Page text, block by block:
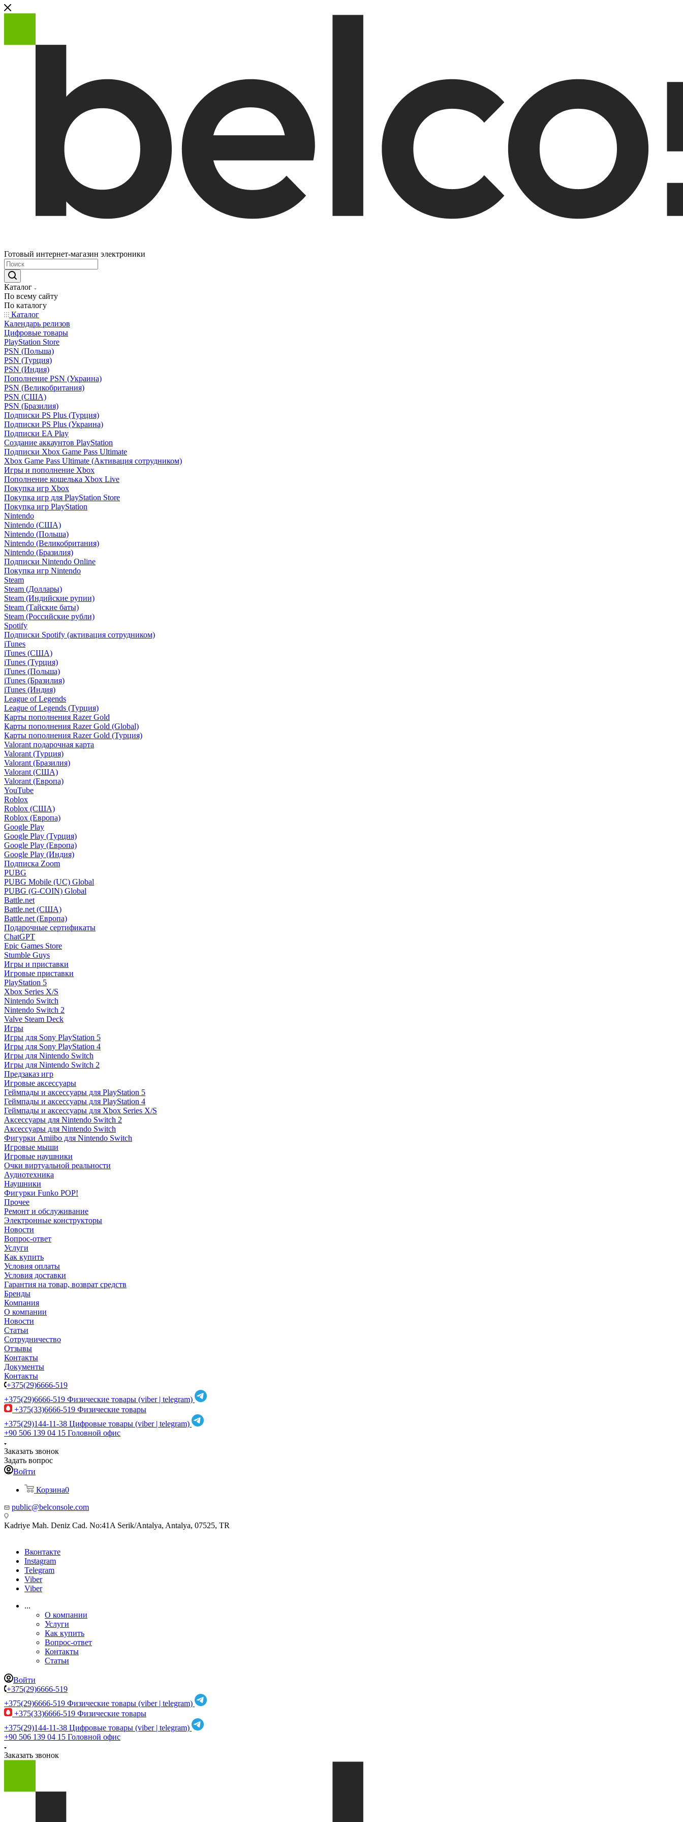
Готовый интернет-магазин электроники
Каталог
По всему сайту
По каталогу
Каталог
Календарь релизов
Цифровые товары
PlayStation Store
PSN (Польша)
PSN (Турция)
PSN (Индия)
Пополнение PSN (Украина)
PSN (Великобритания)
PSN (США)
PSN (Бразилия)
Подписки PS Plus (Турция)
Подписки PS Plus (Украина)
Подписки EA Play
Создание аккаунтов PlayStation
Подписки Xbox Game Pass Ultimate
Xbox Game Pass Ultimate (Активация сотрудником)
Игры и пополнение Xbox
Пополнение кошелька Xbox Live
Покупка игр Xbox
Покупка игр для PlayStation Store
Покупка игр PlayStation
Nintendo
Nintendo (США)
Nintendo (Польша)
Nintendo (Великобритания)
Nintendo (Бразилия)
Подписки Nintendo Online
Покупка игр Nintendo
Steam
Steam (Доллары)
Steam (Индийские рупии)
Steam (Тайские баты)
Steam (Российские рубли)
Spotify
Подписки Spotify (активация сотрудником)
iTunes
iTunes (США)
iTunes (Турция)
iTunes (Польша)
iTunes (Бразилия)
iTunes (Индия)
League of Legends
League of Legends (Турция)
Карты пополнения Razer Gold
Карты пополнения Razer Gold (Global)
Карты пополнения Razer Gold (Турция)
Valorant подарочная карта
Valorant (Турция)
Valorant (Бразилия)
Valorant (США)
Valorant (Европа)
YouTube
Roblox
Roblox (США)
Roblox (Европа)
Google Play
Google Play (Турция)
Google Play (Европа)
Google Play (Индия)
Подписка Zoom
PUBG
PUBG Mobile (UC) Global
PUBG (G-COIN) Global
Battle.net
Battle.net (США)
Battle.net (Европа)
Подарочные сертификаты
ChatGPT
Epic Games Store
Stumble Guys
Игры и приставки
Игровые приставки
PlayStation 5
Xbox Series X/S
Nintendo Switch
Nintendo Switch 2
Valve Steam Deck
Игры
Игры для Sony PlayStation 5
Игры для Sony PlayStation 4
Игры для Nintendo Switch
Игры для Nintendo Switch 2
Предзаказ игр
Игровые аксессуары
Геймпады и аксессуары для PlayStation 5
Геймпады и аксессуары для PlayStation 4
Геймпады и аксессуары для Xbox Series X/S
Аксессуары для Nintendo Switch 2
Аксессуары для Nintendo Switch
Фигурки Amiibo для Nintendo Switch
Игровые мыши
Игровые наушники
Очки виртуальной реальности
Аудиотехника
Наушники
Фигурки Funko POP!
Прочее
Ремонт и обслуживание
Электронные конструкторы
Новости
Вопрос-ответ
Услуги
Как купить
Условия оплаты
Условия доставки
Гарантия на товар, возврат средств
Бренды
Компания
О компании
Новости
Статьи
Сотрудничество
Отзывы
Контакты
Документы
Контакты
+375(29)6666-519
+375(29)6666-519 Физические товары (viber | telegram)
+375(33)6666-519 Физические товары
+375(29)144-11-38 Цифровые товары (viber | telegram)
+90 506 139 04 15 Головной офис
Заказать звонок
Задать вопрос
Войти
Корзина0
public@belconsole.com
Kadriye Mah. Deniz Cad. No:41A Serik/Antalya, Antalya, 07525, TR
Вконтакте
Instagram
Telegram
Viber
Viber
...
О компании
Услуги
Как купить
Вопрос-ответ
Контакты
Статьи
Войти
+375(29)6666-519
+375(29)6666-519 Физические товары (viber | telegram)
+375(33)6666-519 Физические товары
+375(29)144-11-38 Цифровые товары (viber | telegram)
+90 506 139 04 15 Головной офис
Заказать звонок